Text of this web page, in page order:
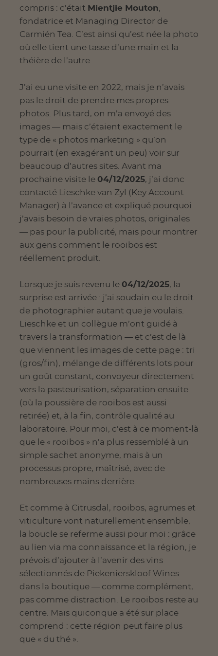
compris : c’était Mientjie Mouton,
fondatrice et Managing Director de
Carmién Tea. C’est ainsi qu’est née la photo
où elle tient une tasse d’une main et la
théière de l’autre.
J’ai eu une visite en 2022, mais je n’avais
pas le droit de prendre mes propres
photos. Plus tard, on m’a envoyé des
images — mais c’étaient exactement le
type de « photos marketing » qu’on
pourrait (en exagérant un peu) voir sur
beaucoup d’autres sites. Avant ma
prochaine visite le 04/12/2025, j’ai donc
contacté Lieschke van Zyl (Key Account
Manager) à l’avance et expliqué pourquoi
j’avais besoin de vraies photos, originales
— pas pour la publicité, mais pour montrer
aux gens comment le rooibos est
réellement produit.
Lorsque je suis revenu le 04/12/2025, la
surprise est arrivée : j’ai soudain eu le droit
de photographier autant que je voulais.
Lieschke et un collègue m’ont guidé à
travers la transformation — et c’est de là
que viennent les images de cette page : tri
(gros/fin), mélange de différents lots pour
un goût constant, convoyeur directement
vers la pasteurisation, séparation ensuite
(où la poussière de rooibos est aussi
retirée) et, à la fin, contrôle qualité au
laboratoire. Pour moi, c’est à ce moment-là
que le « rooibos » n’a plus ressemblé à un
simple sachet anonyme, mais à un
processus propre, maîtrisé, avec de
nombreuses mains derrière.
Et comme à Citrusdal, rooibos, agrumes et
viticulture vont naturellement ensemble,
la boucle se referme aussi pour moi : grâce
au lien via ma connaissance et la région, je
prévois d’ajouter à l’avenir des vins
sélectionnés de Piekenierskloof Wines
dans la boutique — comme complément,
pas comme distraction. Le rooibos reste au
centre. Mais quiconque a été sur place
comprend : cette région peut faire plus
que « du thé ».